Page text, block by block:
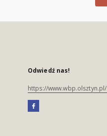
Odwiedź nas!
https://www.wbp.olsztyn.pl/